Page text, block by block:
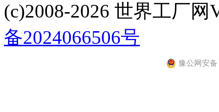
(c)2008-2026 世界工厂网
备2024066506号
豫公网安备